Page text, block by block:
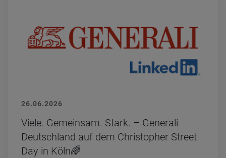
26.06.2026
Viele. Ge­mein­sam. Stark. – Ge­ne­ra­li
Deutsch­land auf dem Chris­to­pher Street
Day in Köln🌈